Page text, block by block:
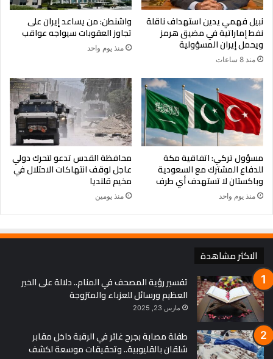
نبيل فهمي يدين استهداف ناقلة
نفط إماراتية في مضيق هرمز
ويحمل إيران المسؤولية
منذ 8 ساعات
واشنطن: من يساعد إيران على
تجاوز العقوبات سيواجه عواقب
منذ يوم واحد
مسؤول تركي: اتفاقية مكة
للدفاع المشترك مع السعودية
وباكستان لا تستهدف أي طرف
منذ يوم واحد
محافظة القدس تدعو لتحرك دولي
عاجل لوقف انتهاكات الاحتلال في
مخيم قلنديا
منذ يومين
الاكثر مشاهدة
تفسير رؤية المصحف في المنام.. دلالة على الخير
العظيم ورسائل للعزباء والمتزوجة
مارس 23, 2025
طفلة مصابة بجرح غائر في الرقبة داخل مقابر
شلقان بالقليوبية.. وتحقيقات موسعة لكشف